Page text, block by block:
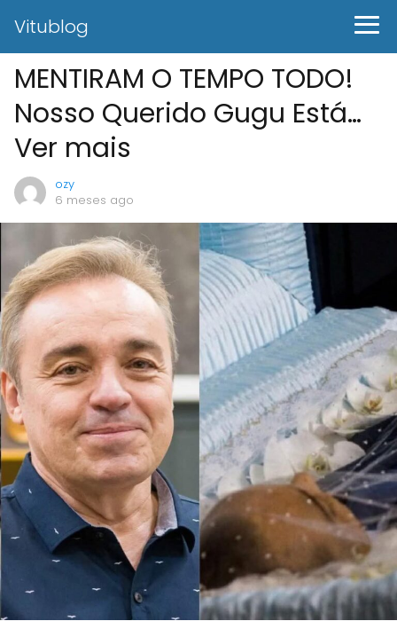
Vitublog
MENTIRAM O TEMPO TODO!
Nosso Querido Gugu Está…
Ver mais
ozy
6 meses ago